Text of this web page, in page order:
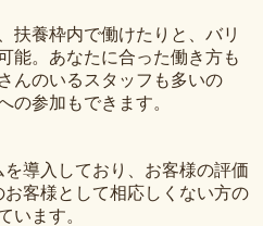
扶養枠内で働けたりと、バリ
能。あなたに合った働き方も
んのいるスタッフも多いの
の参加もできます。
導入しており、お客様の評価
客様として相応しくない方の
います。